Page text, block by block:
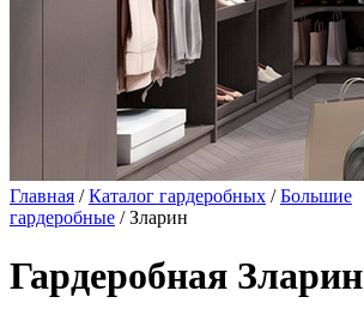
Главная /Каталог гардеробных /Большие
гардеробные / Зларин
Гардеробная Зларин